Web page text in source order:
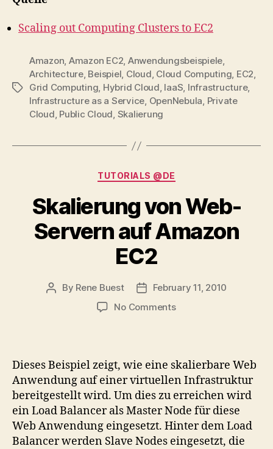
Scaling out Computing Clusters to EC2
Tags
Amazon, Amazon EC2, Anwendungsbeispiele,
Architecture, Beispiel, Cloud, Cloud Computing, EC2,
Grid Computing, Hybrid Cloud, IaaS, Infrastructure,
Infrastructure as a Service, OpenNebula, Private
Cloud, Public Cloud, Skalierung
Categories
TUTORIALS @DE
Skalierung von Web-
Servern auf Amazon
EC2
Post
By Rene Buest
PostFebruary 11, 2010
No Commentson
Servern
Amazon
EC2
Dieses Beispiel zeigt, wie eine skalierbare Web
Anwendung auf einer virtuellen Infrastruktur
bereitgestellt wird. Um dies zu erreichen wird
ein Load Balancer als Master Node für diese
Web Anwendung eingesetzt. Hinter dem Load
Balancer werden Slave Nodes eingesetzt, die